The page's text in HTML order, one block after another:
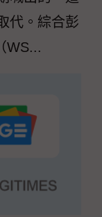
代。綜合彭
WS...